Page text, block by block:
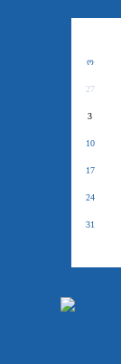
ო
27
3
10
17
24
31